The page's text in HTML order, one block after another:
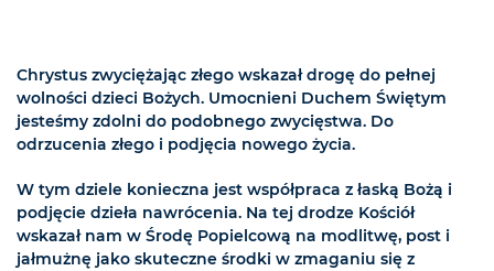
Chrystus zwyciężając złego wskazał drogę do pełnej
wolności dzieci Bożych. Umocnieni Duchem Świętym
jesteśmy zdolni do podobnego zwycięstwa. Do
odrzucenia złego i podjęcia nowego życia.
W tym dziele konieczna jest współpraca z łaską Bożą i
podjęcie dzieła nawrócenia. Na tej drodze Kościół
wskazał nam w Środę Popielcową na modlitwę, post i
jałmużnę jako skuteczne środki w zmaganiu się z